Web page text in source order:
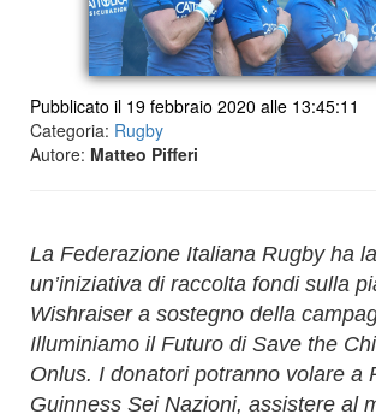
Pubblicato il 19 febbraio 2020 alle 13:45:11
Categoria: Rugby
Autore: Matteo Pifferi
La Federazione Italiana Rugby ha
un’iniziativa di raccolta fondi sulla
Wishraiser a sostegno della
Illuminiamo il Futuro di Save the
Onlus. I donatori potranno volare a
Guinness Sei Nazioni, assistere al